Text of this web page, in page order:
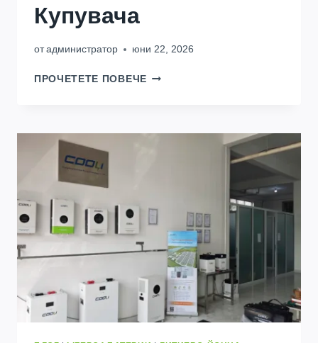
Купувача
от администратор юни 22, 2026
ПРОЧЕТЕТЕ ПОВЕЧЕКУПЕТЕ
НА
НА
ЕДРО
2026:
ЦЕНИ,
ДОСТАВЧИЦИ
&
ПЪЛНО